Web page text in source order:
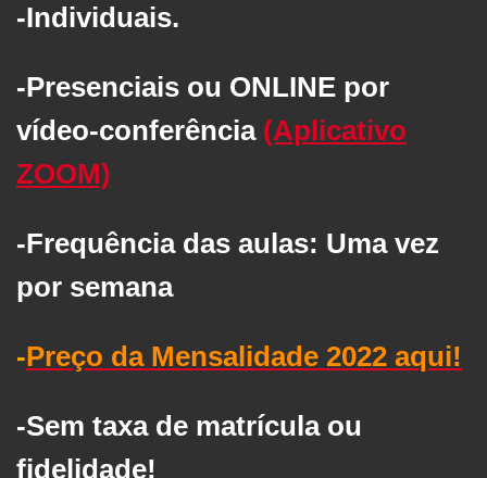
-Individuais.
-Presenciais ou ONLINE por
vídeo-conferência (Aplicativo
ZOOM)
-Frequência das aulas: Uma vez
por semana
-Preço da Mensalidade 2022 aqui!
-Sem taxa de matrícula ou
fidelidade!